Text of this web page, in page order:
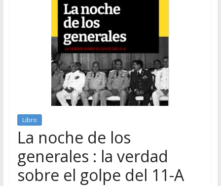
Libro
La noche de los
generales : la verdad
sobre el golpe del 11-A